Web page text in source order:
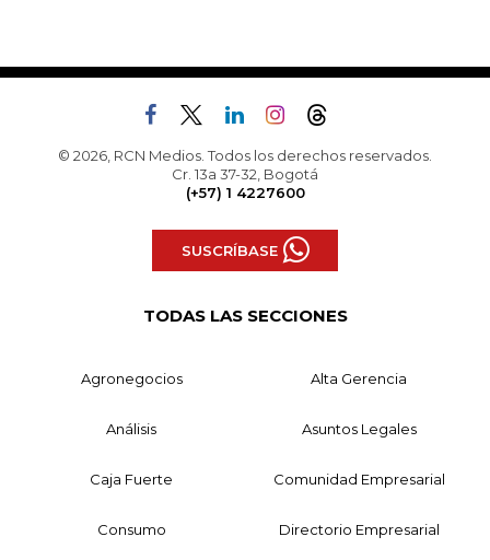
© 2026, RCN Medios. Todos los derechos reservados.
Cr. 13a 37-32, Bogotá
(+57) 1 4227600
SUSCRÍBASE
TODAS LAS SECCIONES
Agronegocios Alta Gerencia
Análisis Asuntos Legales
Caja Fuerte Comunidad Empresarial
Consumo Directorio Empresarial